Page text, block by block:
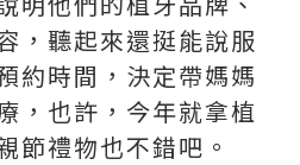
，聽起來還挺能說服
約時間，決定帶媽媽
，也許，今年就拿植
節禮物也不錯吧。